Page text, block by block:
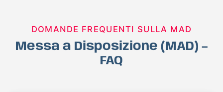
DOMANDE FREQUENTI SULLA MAD
Messa a Disposizione (MAD) –
FAQ